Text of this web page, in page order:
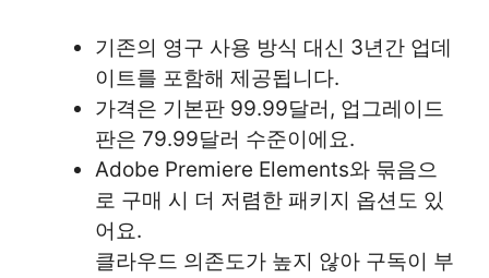
기존의 영구 사용 방식 대신 3년간 업데
이트를 포함해 제공됩니다.
가격은 기본판 99.99달러, 업그레이드
판은 79.99달러 수준이에요.
Adobe Premiere Elements와 묶음으
로 구매 시 더 저렴한 패키지 옵션도 있
어요.
클라우드 의존도가 높지 않아 구독이 부